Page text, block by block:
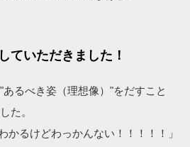
ていただきました！
るべき姿（理想像）"をだすこと
た。
かるけどわっかんない！！！！！」